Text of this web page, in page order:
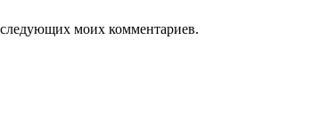
моих комментариев.